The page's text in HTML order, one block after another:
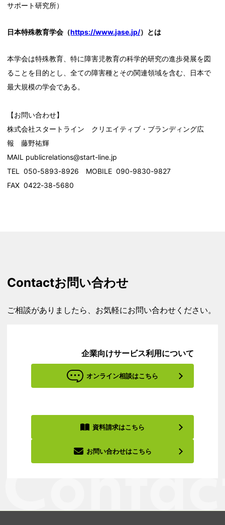
サポート研究所）
日本特殊教育学会（https://www.jase.jp/）とは
本学会は特殊教育、特に障害児教育の科学的研究の進歩発展を図
ることを目的とし、全ての障害種とその関連領域を含む、日本で
最大規模の学会である。
【お問い合わせ】
株式会社スタートライン クリエイティブ・ブランディング広
報 藤野祐輝
MAIL publicrelations@start-line.jp
TEL 050-5893-8926 MOBILE 090-9830-9827
FAX 0422-38-5680
Contactお問い合わせ
ご相談がありましたら、お気軽にお問い合わせください。
企業向けサービス利用について
オンライン相談はこちら
資料請求はこちら
お問い合わせはこちら